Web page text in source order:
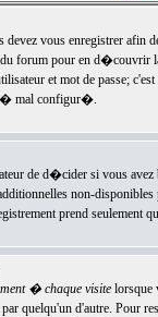
vous enregistrer
du forum pour en
et mot de passe;
mal configur�.
de d�cider si vous
non-
prend seulement
� chaque visitelorsque
quelqu'un d'autre. Pour